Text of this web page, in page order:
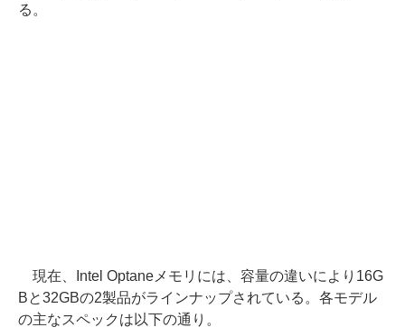
る。
現在、Intel Optaneメモリには、容量の違いにより16G
Bと32GBの2製品がラインナップされている。各モデル
の主なスペックは以下の通り。